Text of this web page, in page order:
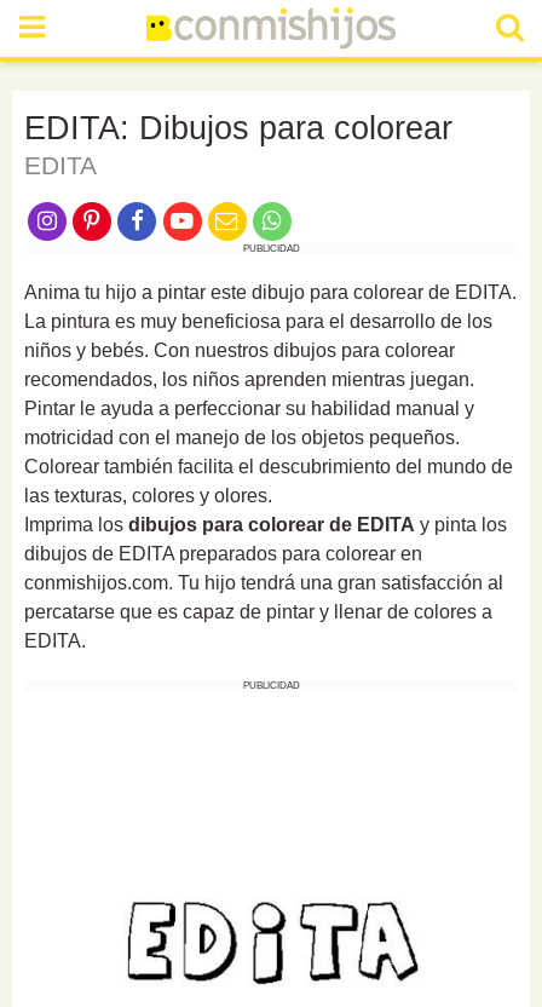
EDITA: Dibujos para colorear
EDITA
PUBLICIDAD
Anima tu hijo a pintar este dibujo para colorear de EDITA.
La pintura es muy beneficiosa para el desarrollo de los
niños y bebés. Con nuestros dibujos para colorear
recomendados, los niños aprenden mientras juegan.
Pintar le ayuda a perfeccionar su habilidad manual y
motricidad con el manejo de los objetos pequeños.
Colorear también facilita el descubrimiento del mundo de
las texturas, colores y olores.
Imprima los dibujos para colorear de EDITA y pinta los
dibujos de EDITA preparados para colorear en
conmishijos.com. Tu hijo tendrá una gran satisfacción al
percatarse que es capaz de pintar y llenar de colores a
EDITA.
PUBLICIDAD